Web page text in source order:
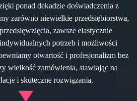
ponad dekadzie doświadczenia z
zarówno niewielkie przedsiębiorstwa,
zawsze elastycznie
potrzeb i możliwości
otwartość i profesjonalizm bez
wielkość zamówienia, stawiając na
i skuteczne rozwiązania.